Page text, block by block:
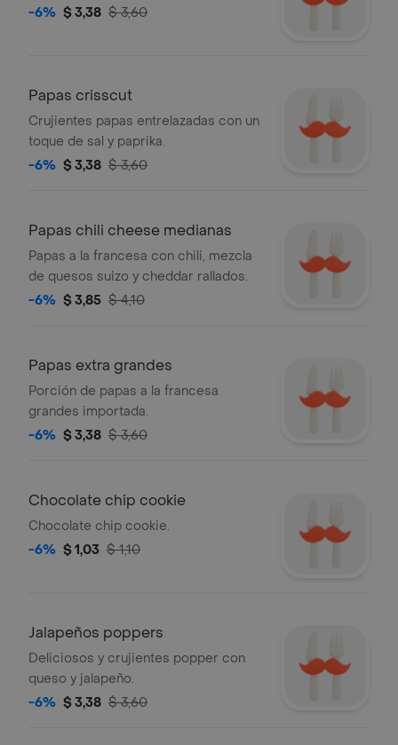
-6% $ 3,38 $ 3,60
Papas crisscut
Crujientes papas entrelazadas con un
toque de sal y paprika.
-6% $ 3,38 $ 3,60
Papas chili cheese medianas
Papas a la francesa con chili, mezcla
de quesos suizo y cheddar rallados.
-6% $ 3,85 $ 4,10
Papas extra grandes
Porción de papas a la francesa
grandes importada.
-6% $ 3,38 $ 3,60
Chocolate chip cookie
Chocolate chip cookie.
-6% $ 1,03 $ 1,10
Jalapeños poppers
Deliciosos y crujientes popper con
queso y jalapeño.
-6% $ 3,38 $ 3,60